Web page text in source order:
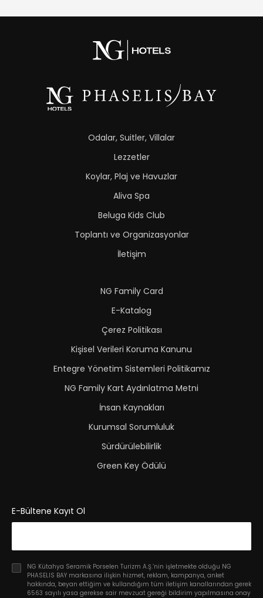
Odalar, Suitler, Villalar
Lezzetler
Koylar, Plaj ve Havuzlar
Aliva Spa
Beluga Kids Club
Toplantı ve Organizasyonlar
İletişim
NG Family Card
E-Katalog
Çerez Politikası
Kişisel Verileri Koruma Kanunu
Entegre Yönetim Sistemleri Politikamız
NG Family Kart Aydınlatma Metni
İnsan Kaynakları
Kurumsal Sorumluluk
Sürdürülebilirlik
Green Key Ödülü
E-Bültene Kayıt Ol
NG Kütahya Seramik Porselen Turizm A.Ş.’nin işletmekte olduğu NG
PHASELIS BAY markasına ilişkin hizmet, reklam, kampanya, anket
hakkında, beyan ettiğim ve kullandığım tüm iletişim kanallarından gerek
6563 sayılı yasa gerekse sair mevzuat gereği bildirim yapılmasına onay